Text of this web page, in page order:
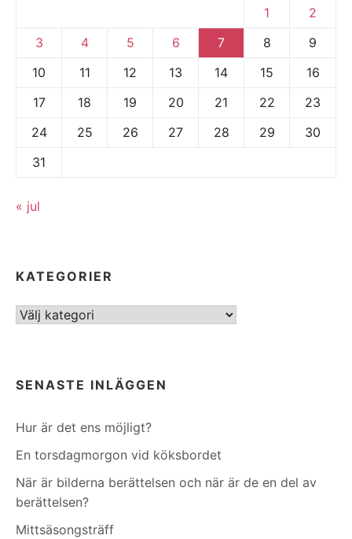
1
2
3
4 5 6 7 8
9
10
11 12 13 14 15
16
17
18 19 20 21 22
23
24
25 26 27 28 29
30
31
« jul
KATEGORIER
Kategorier
SENASTE INLÄGGEN
Hur är det ens möjligt?
En torsdagmorgon vid köksbordet
När är bilderna berättelsen och när är de en del av
berättelsen?
Mittsäsongsträff